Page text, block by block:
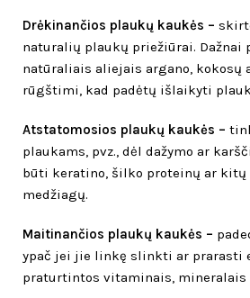
Drėkinančios plaukų kaukės –
naturalių plaukų priežiūrai. Dažnai
natūraliais aliejais argano, kokosų
rūgštimi, kad padėtų išlaikyti
Atstatomosios plaukų kaukės –
plaukams, pvz., dėl dažymo ar
būti keratino, šilko proteinų ar kitų
medžiagų.
Maitinančios plaukų kaukės –
ypač jei jie linkę slinkti ar prarasti
praturtintos vitaminais, mineralais